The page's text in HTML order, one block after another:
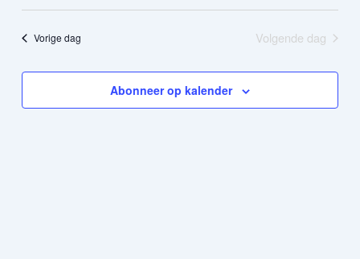
weergeven
datum.
Vorige dag Volgende dag
Abonneer op kalender